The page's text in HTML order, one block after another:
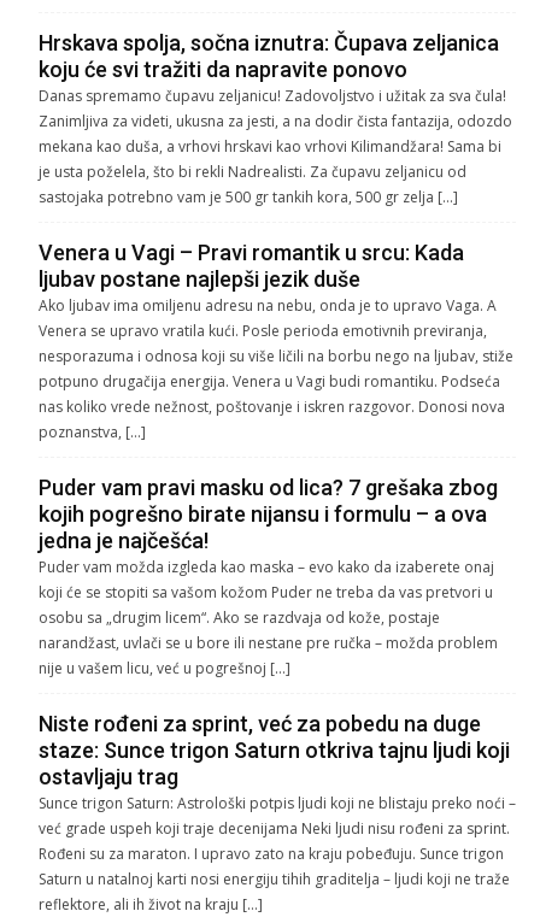
Hrskava spolja, sočna iznutra: Čupava zeljanica
koju će svi tražiti da napravite ponovo
Danas spremamo čupavu zeljanicu! Zadovoljstvo i užitak za sva čula!
Zanimljiva za videti, ukusna za jesti, a na dodir čista fantazija, odozdo
mekana kao duša, a vrhovi hrskavi kao vrhovi Kilimandžara! Sama bi
je usta poželela, što bi rekli Nadrealisti. Za čupavu zeljanicu od
sastojaka potrebno vam je 500 gr tankih kora, 500 gr zelja […]
Venera u Vagi – Pravi romantik u srcu: Kada
ljubav postane najlepši jezik duše
Ako ljubav ima omiljenu adresu na nebu, onda je to upravo Vaga. A
Venera se upravo vratila kući. Posle perioda emotivnih previranja,
nesporazuma i odnosa koji su više ličili na borbu nego na ljubav, stiže
potpuno drugačija energija. Venera u Vagi budi romantiku. Podseća
nas koliko vrede nežnost, poštovanje i iskren razgovor. Donosi nova
poznanstva, […]
Puder vam pravi masku od lica? 7 grešaka zbog
kojih pogrešno birate nijansu i formulu – a ova
jedna je najčešća!
Puder vam možda izgleda kao maska – evo kako da izaberete onaj
koji će se stopiti sa vašom kožom Puder ne treba da vas pretvori u
osobu sa „drugim licem“. Ako se razdvaja od kože, postaje
narandžast, uvlači se u bore ili nestane pre ručka – možda problem
nije u vašem licu, već u pogrešnoj […]
Niste rođeni za sprint, već za pobedu na duge
staze: Sunce trigon Saturn otkriva tajnu ljudi koji
ostavljaju trag
Sunce trigon Saturn: Astrološki potpis ljudi koji ne blistaju preko noći –
već grade uspeh koji traje decenijama Neki ljudi nisu rođeni za sprint.
Rođeni su za maraton. I upravo zato na kraju pobeđuju. Sunce trigon
Saturn u natalnoj karti nosi energiju tihih graditelja – ljudi koji ne traže
reflektore, ali ih život na kraju […]